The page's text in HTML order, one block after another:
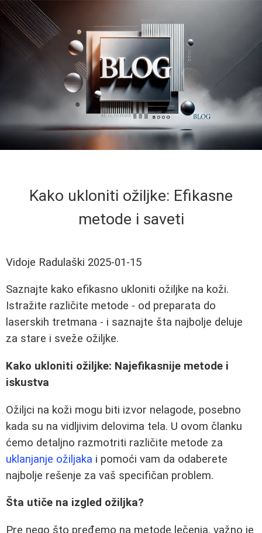
Kako ukloniti ožiljke: Efikasne
metode i saveti
Vidoje Radulaški 2025-01-15
Saznajte kako efikasno ukloniti ožiljke na koži.
Istražite različite metode - od preparata do
laserskih tretmana - i saznajte šta najbolje deluje
za stare i sveže ožiljke.
Kako ukloniti ožiljke: Najefikasnije metode i
iskustva
Ožiljci na koži mogu biti izvor nelagode, posebno
kada su na vidljivim delovima tela. U ovom članku
ćemo detaljno razmotriti različite metode za
uklanjanje ožiljaka i pomoći vam da odaberete
najbolje rešenje za vaš specifičan problem.
Šta utiče na izgled ožiljka?
Pre nego što pređemo na metode lečenja, važno je